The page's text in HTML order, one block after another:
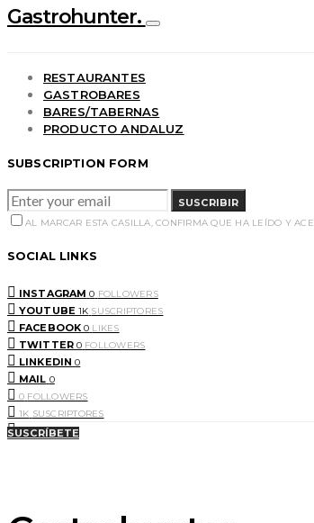
Gastrohunter.
RESTAURANTES
GASTROBARES
BARES/TABERNAS
PRODUCTO ANDALUZ
SUBSCRIPTION FORM
SUSCRIBIR
AL MARCAR ESTA CASILLA, CONFIRMA QUE HA LEÍDO Y
SOCIAL LINKS
INSTAGRAM 0 FOLLOWERS
YOUTUBE 1K SUSCRIPTORES
FACEBOOK 0 LIKES
TWITTER 0 FOLLOWERS
LINKEDIN 0
MAIL 0
0 FOLLOWERS
1K SUSCRIPTORES
0 LIKES
SUSCRÍBETE